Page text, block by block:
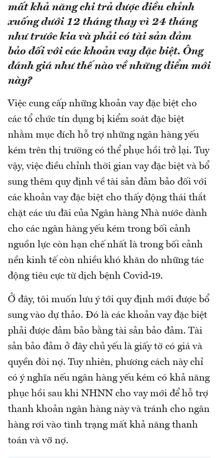
mất khả năng chi trả được điều chỉnh
xuống dưới 12 tháng thay vì 24 tháng
như trước kia và phải có tài sản đảm
bảo đối với các khoản vay đặc biệt. Ông
đánh giá như thế nào về những điểm mới
này?
Việc cung cấp những khoản vay đặc biệt cho
các tổ chức tín dụng bị kiểm soát đặc biệt
nhằm mục đích hỗ trợ những ngân hàng yếu
kém trên thị trường có thể phục hồi trở lại. Tuy
vậy, việc điều chỉnh thời gian vay đặc biệt và bổ
sung thêm quy định về tài sản đảm bảo đối với
các khoản vay đặc biệt cho thấy động thái thắt
chặt các ưu đãi của Ngân hàng Nhà nước dành
cho các ngân hàng yếu kém trong bối cảnh
nguồn lực còn hạn chế nhất là trong bối cảnh
nền kinh tế còn nhiều khó khăn do những tác
động tiêu cực từ dịch bệnh Covid-19.
Ở đây, tôi muốn lưu ý tới quy định mới được bổ
sung vào dự thảo. Đó là các khoản vay đặc biệt
phải được đảm bảo bằng tài sản bảo đảm. Tài
sản bảo đảm ở đây chủ yếu là giấy tờ có giá và
quyền đòi nợ. Tuy nhiên, phương cách này chỉ
có ý nghĩa nếu ngân hàng yếu kém có khả năng
phục hồi sau khi NHNN cho vay mới để hỗ trợ
thanh khoản ngân hàng này và tránh cho ngân
hàng rơi vào tình trạng mất khả năng thanh
toán và vỡ nợ.